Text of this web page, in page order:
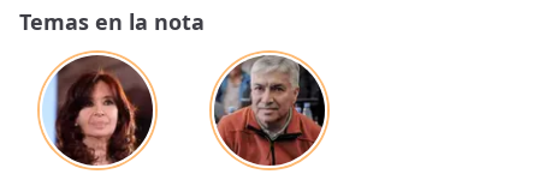
Temas en la nota